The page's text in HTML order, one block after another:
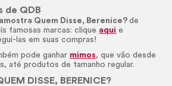
de QDB
amostra Quem Disse, Berenice?de
famosas marcas: clique aqui e
las em suas compras!
pode ganhar mimos, que vão desde
até produtos de tamanho regular.
DISSE, BERENICE?